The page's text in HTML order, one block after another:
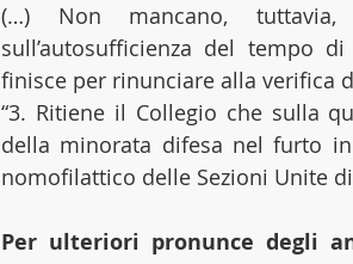
(…) Non mancano, tuttavia,
sull’autosufficienza del tempo
finisce per rinunciare alla verifica
“3. Ritiene il Collegio che sulla
della minorata difesa nel furto
nomofilattico delle Sezioni Unite
Per ulteriori pronunce degli